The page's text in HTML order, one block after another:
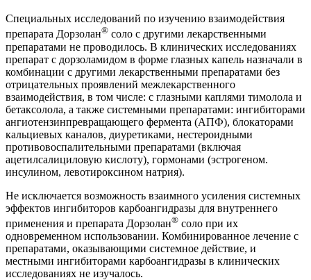
Специальных исследований по изучению взаимодействия
препарата Дорзолан® соло с другими лекарственными
препаратами не проводилось. В клинических исследованиях
препарат с дорзоламидом в форме глазных капель назначали в
комбинации с другими лекарственными препаратами без
отрицательных проявлений межлекарственного
взаимодействия, в том числе: с глазными каплями тимолола и
бетаксолола, а также системными препаратами: ингибиторами
ангиотензинпревращающего фермента (АПФ), блокаторами
кальциевых каналов, диуретиками, нестероидными
противовоспалительными препаратами (включая
ацетилсалициловую кислоту), гормонами (эстрогеном.
инсулином, левотироксином натрия).
Не исключается возможность взаимного усиления системных
эффектов ингибиторов карбоангидразы для внутреннего
применения и препарата Дорзолан® соло при их
одновременном использовании. Комбинированное лечение с
препаратами, оказывающими системное действие, и
местными ингибиторами карбоангидразы в клинических
исследованиях не изучалось.